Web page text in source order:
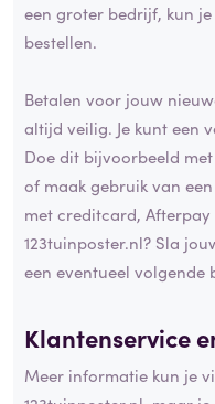
een groter bedrijf, kun
bestellen.
Betalen voor jouw
altijd veilig. Je kunt een
Doe dit bijvoorbeeld
of maak gebruik van
met creditcard,
123tuinposter.nl? Sla
een eventueel volgende
Klantenservice
Meer informatie kun je